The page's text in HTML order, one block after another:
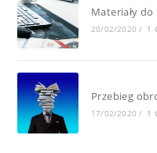
Materiały
20/02/2020 / 1
Przebieg
17/02/2020 / 1